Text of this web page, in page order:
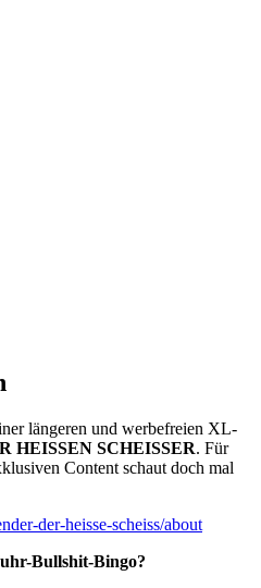
längeren und werbefreien XL-
HEISSEN SCHEISSER. Für
Content schaut doch mal
der-heisse-scheiss/about
Bullshit-Bingo?